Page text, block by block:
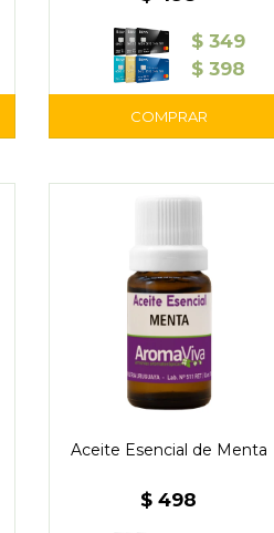
$ 349
$ 398
Aceite Esencial de Menta
$ 498